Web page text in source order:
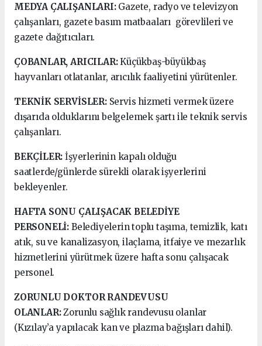
MEDYA ÇALIŞANLARI: Gazete, radyo ve televizyon
çalışanları, gazete basım matbaaları görevlileri ve
gazete dağıtıcıları.
ÇOBANLAR, ARICILAR:Küçükbaş­-büyükbaş
hayvanları otlatanlar, arıcılık faaliyetini yürütenler.
TEKNİK SERVİSLER:Servis hizmeti vermek üzere
dışarıda olduklarını belgelemek şartı ile teknik servis
çalışanları.
BEKÇİLER: İşyerlerinin kapalı olduğu
saatlerde/günlerde sürekli olarak işyerlerini
bekleyenler.
HAFTA SONU ÇALIŞACAK BELEDİYE
PERSONELİ: Belediyelerin toplu taşıma, temizlik, katı
atık, su ve kanalizasyon, ilaçlama, itfaiye ve mezarlık
hizmetlerini yürütmek üzere hafta sonu çalışacak
personel.
ZORUNLU DOKTOR RANDEVUSU
OLANLAR:Zorunlu sağlık randevusu olanlar
(Kızılay’a yapılacak kan ve plazma bağışları dahil).